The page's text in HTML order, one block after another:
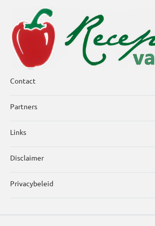
Contact
Partners
Links
Disclaimer
Privacybeleid